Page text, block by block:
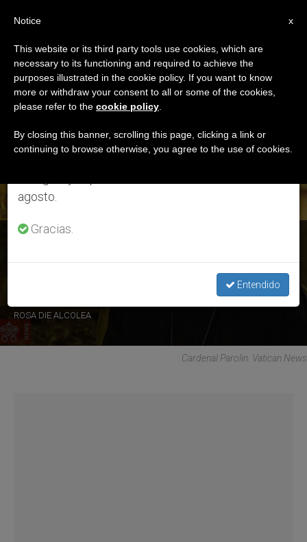
ETIQUETA
Posts Tagged ‘Aula
Antigua Del Sínodo’
ÚLTIMAS NOTICIAS
COVID-19: El Vaticano pone a punto la segunda fase de la
ROSA DIE ALCOLEA
Cardenal Parolin. Vatican News
×
Aviso importante
Del 27 de julio al 7 de agosto haremos la pausa
anual, aprovechando que en el periodo de verano
se generan menos informaciones y también el
agosto.
Gracias.
Entendido
x
Notice
This website or its third party tools use cookies, which are
necessary to its functioning and required to achieve the
purposes illustrated in the cookie policy. If you want to know
more or withdraw your consent to all or some of the cookies,
please refer to the cookie policy
By closing this banner, scrolling this page, clicking a link or
continuing to browse otherwise, you agree to the use of cookies.